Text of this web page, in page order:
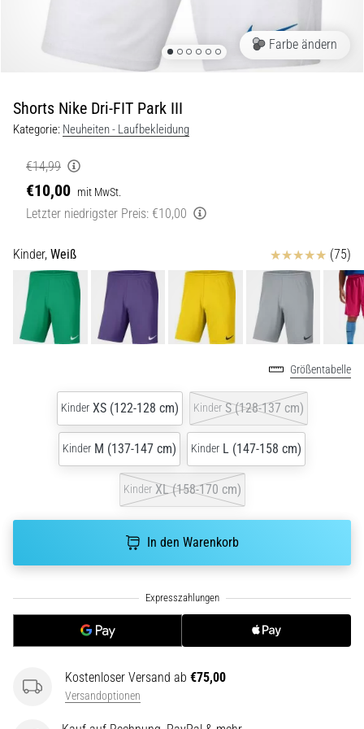
Symptome,
Ursachen
Behandlung
du
beim
nach
Laufen
unter
Fersenschmerzen?
Eine
der
häufigsten
Ursachen
ist
5. 8. 2026
Lesedauer 8 min
Kohlenhydrat-
Superkompensation:
beeinflusst
die
Es
dass
Superkompensation
Farbe ändern
Shorts Nike Dri-FIT Park III
Kategorie: Neuheiten - Laufbekleidung
€14,99
€10,00 mit MwSt.
Letzter niedrigster Preis: €10,00
Kinder, Weiß Bewertungen(75)
Größentabelle
Kinder XS (122-128 cm) Kinder S (128-137 cm)
Kinder M (137-147 cm) Kinder L (147-158 cm)
Kinder XL (158-170 cm)
In den Warenkorb
Kostenloser Versand ab €75,00
Versandoptionen